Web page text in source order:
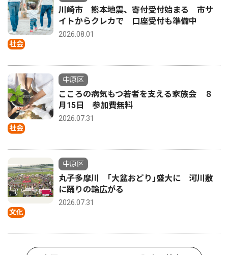
社会
川崎市 熊本地震、寄付受付始まる 市サ
イトからクレカで 口座受付も準備中
2026.08.01
社会
中原区
こころの病気もつ若者を支える家族会 ８
月15日 参加費無料
2026.07.31
文化
中原区
丸子多摩川 ｢大盆おどり｣盛大に 河川敷
に踊りの輪広がる
2026.07.31